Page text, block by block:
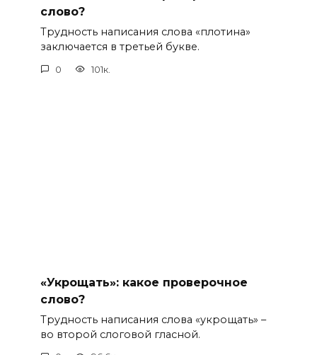
слово?
Трудность написания слова «плотина»
заключается в третьей букве.
0 101к.
«Укрощать»: какое проверочное
слово?
Трудность написания слова «укрощать» –
во второй слоговой гласной.